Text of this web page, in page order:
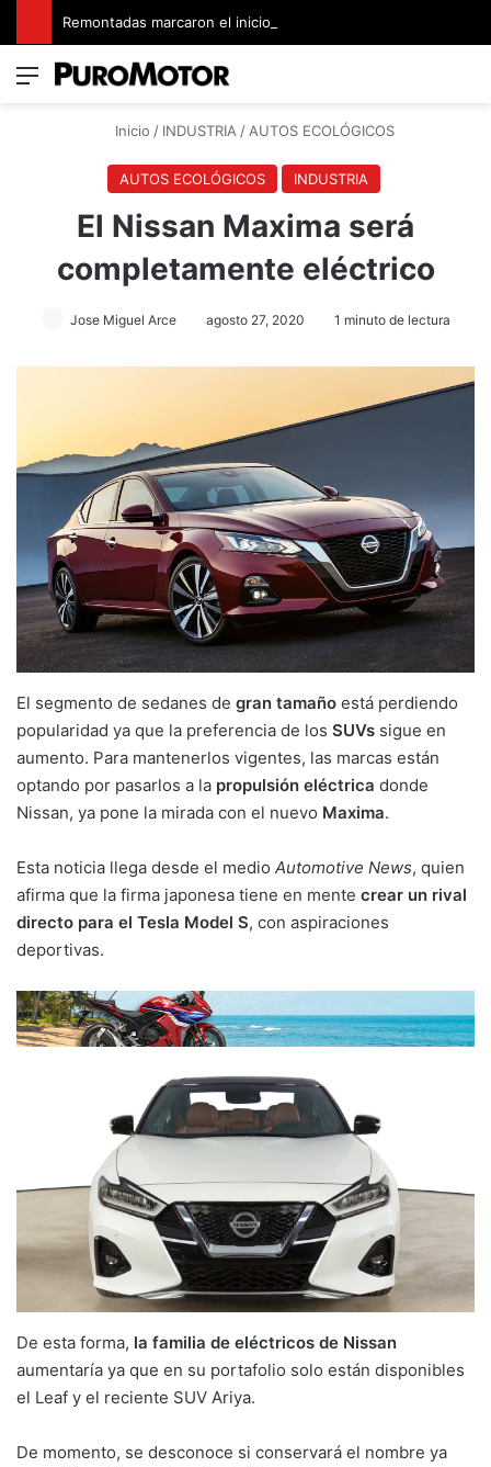
Menú
Inicio / INDUSTRIA/AUTOS ECOLÓGICOS
AUTOS ECOLÓGICOS INDUSTRIA
El Nissan Maxima será
completamente eléctrico
Jose Miguel Arce agosto 27, 2020 1 minuto de lectura
El segmento de sedanes de gran tamaño está perdiendo
popularidad ya que la preferencia de los SUVs sigue en
aumento. Para mantenerlos vigentes, las marcas están
optando por pasarlos a la propulsión eléctrica donde
Nissan, ya pone la mirada con el nuevo Maxima.
Esta noticia llega desde el medio Automotive News, quien
afirma que la firma japonesa tiene en mente crear un rival
directo para el Tesla Model S, con aspiraciones
deportivas.
De esta forma, la familia de eléctricos de Nissan
aumentaría ya que en su portafolio solo están disponibles
el Leaf y el reciente SUV Ariya.
De momento, se desconoce si conservará el nombre ya